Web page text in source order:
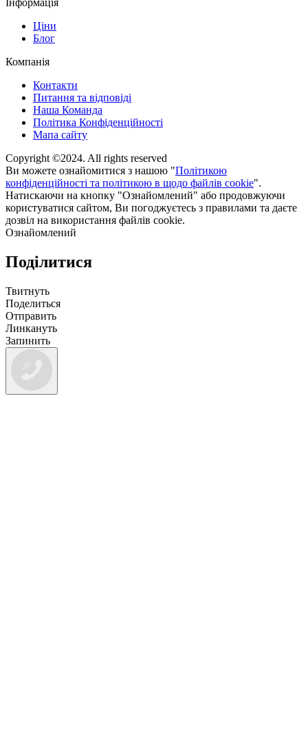
Інформація
Ціни
Блог
Компанія
Контакти
Питання та відповіді
Наша Команда
Політика Конфіденційності
Мапа сайту
Copyright ©2024. All rights reserved
Ви можете ознайомитися з нашою "Політикою
конфіденційності та політикою в щодо файлів cookie".
Натискаючи на кнопку "Ознайомлений" або продовжуючи
користуватися сайтом, Ви погоджуєтесь з правилами та даєте
дозвіл на використання файлів cookie.
Ознайомлений
Поділитися
Твитнуть
Поделиться
Отправить
Линкануть
Запинить